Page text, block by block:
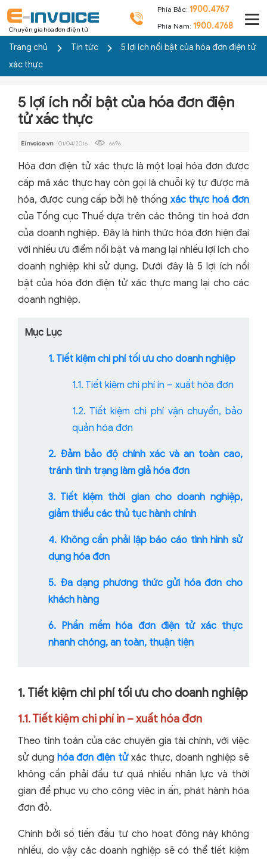
Chuyên gia hóa đơn điện tử
Phía Bắc: 1900.4767
Phía Nam: 1900.4768
Trang chủ Tin tức
5 lợi ích nổi bật của hóa đơn điện tử
xác thực
5 lợi ích nổi bật của hóa đơn điện
tử xác thực
Einvoice.vn- 01/04/2016 6696
Hóa đơn điện tử xác thực là một loại hóa đơn được
cấp mã xác thực hay còn gọi là chuỗi ký tự được mã
hóa, được cung cấp bởi hệ thống xác thực hoá đơn
của Tổng cục Thuế dựa trên các thông tin hoá đơn
của doanh nghiệp. Đây là hình thức hóa đơn hiện đại
với nhiều ưu điểm nổi bật và mang lại nhiều lợi ích cho
doanh nghiệp khi sử dụng. Dưới đây là 5 lợi ích nổi
bật của hóa đơn điện tử xác thực mang lại cho các
doanh nghiệp.
Mục Lục
1. Tiết kiệm chi phí tối ưu cho doanh nghiệp
1.1. Tiết kiệm chi phí in – xuất hóa đơn
1.2. Tiết kiệm chi phí vận chuyển, bảo
quản hóa đơn
2. Đảm bảo độ chính xác và an toàn cao,
tránh tình trạng làm giả hóa đơn
3. Tiết kiệm thời gian cho doanh nghiệp,
giảm thiểu các thủ tục hành chính
4. Không cần phải lập báo cáo tình hình sử
dụng hóa đơn
5. Đa dạng phương thức gửi hóa đơn cho
khách hàng
6. Phần mềm hóa đơn điện tử xác thực
nhanh chóng, an toàn, thuận tiện
1. Tiết kiệm chi phí tối ưu cho doanh nghiệp
1.1. Tiết kiệm chi phí in – xuất hóa đơn
Theo tính toán của các chuyên gia tài chính, với việc
sử dụng hóa đơn điện tửxác thực, doanh nghiệp sẽ
không cần phải đầu tư quá nhiều nhân lực và thời
gian để phục vụ cho công việc in ấn, phát hành hóa
đơn đỏ.
Chính bởi số tiền đầu tư cho hoạt động này không
nhiều, do vậy các doanh nghiệp sẽ có thể tiết kiệm